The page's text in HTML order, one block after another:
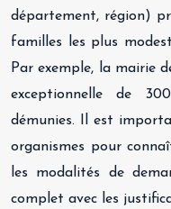
département, région)
familles les plus
Par exemple, la mairie
exceptionnelle de
démunies. Il est
organismes pour
les modalités de
complet avec les